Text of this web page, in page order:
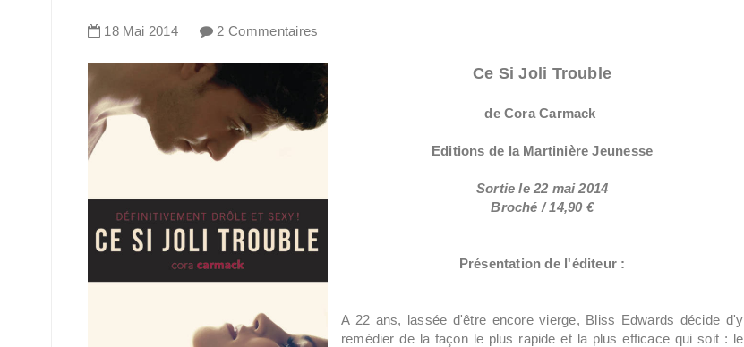
18 Mai 2014 2 Commentaires
Ce Si Joli Trouble
de Cora Carmack
Editions de la Martinière Jeunesse
Sortie le 22 mai 2014
Broché / 14,90 €
Présentation de l'éditeur :
A 22 ans, lassée d'être encore vierge, Bliss Edwards décide d'y
remédier de la façon le plus rapide et la plus efficace qui soit : le